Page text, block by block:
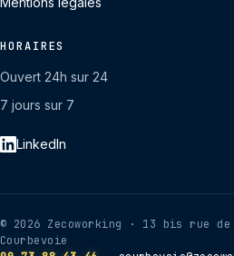
HORAIRES
Ouvert 24h sur 24
7 jours sur 7
LinkedIn
© 2026 Zecoworking · 13 bis rue
Courbevoie